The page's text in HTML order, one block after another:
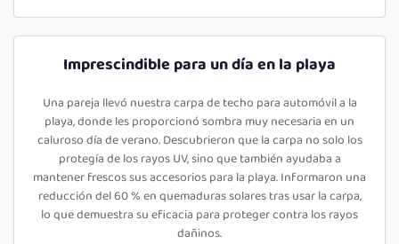
Imprescindible para un día en la playa
Una pareja llevó nuestra carpa de techo para automóvil a la
playa, donde les proporcionó sombra muy necesaria en un
caluroso día de verano. Descubrieron que la carpa no solo los
protegía de los rayos UV, sino que también ayudaba a
mantener frescos sus accesorios para la playa. Informaron una
reducción del 60 % en quemaduras solares tras usar la carpa,
lo que demuestra su eficacia para proteger contra los rayos
dañinos.